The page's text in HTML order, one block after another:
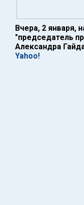
Вчера, 2 января,
"председатель
Александра
Yahoo!